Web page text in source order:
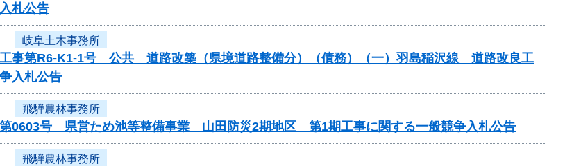
札公告
岐阜土木事務所
工事第R6-K1-1号 公共 道路改築（県境道路整備分）（債務）（一）羽島稲沢線 道路改良工
入札公告
飛騨農林事務所
第0603号 県営ため池等整備事業 山田防災2期地区 第1期工事に関する一般競争入札公告
飛騨農林事務所